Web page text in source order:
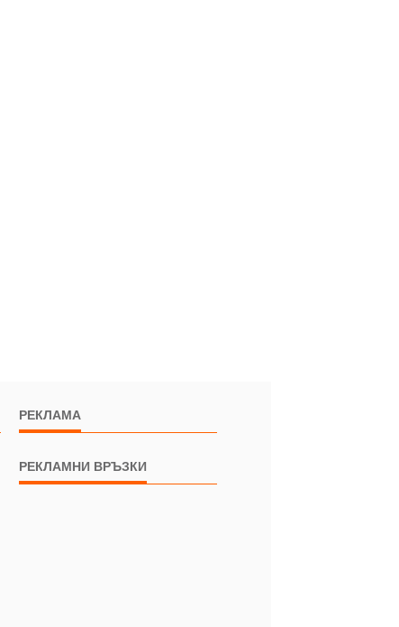
РЕКЛАМА
РЕКЛАМНИ ВРЪЗКИ